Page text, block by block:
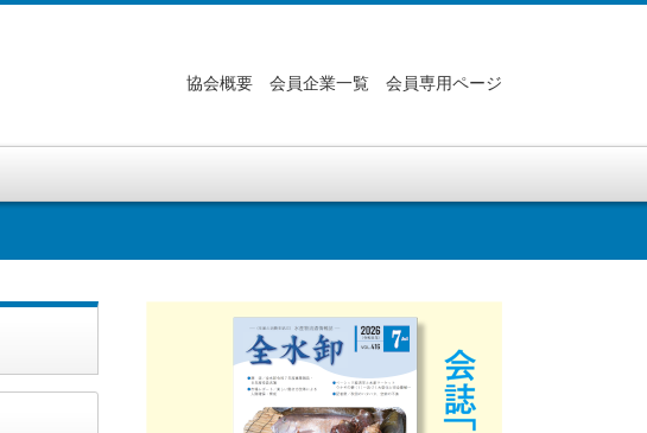
協会概要 会員企業一覧 会員専用ページ